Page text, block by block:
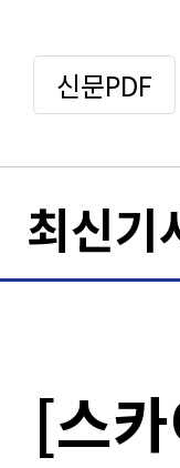
신문PDF
최신기
[스